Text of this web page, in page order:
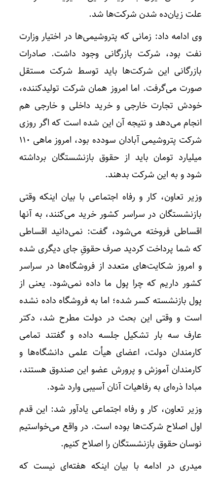
علت زیان‌ده شدن شرکت‌ها شد.
وی ادامه داد: زمانی که پتروشیمی‌ها در اختیار وزارت
نفت بود، شرکت بازرگانی وجود داشت. صادرات
بازرگانی این شرکت‌ها باید توسط شرکت مستقل
صورت می‌گرفت. اما امروز همان شرکت تولیدکننده،
خودش تجارت خارجی و خرید داخلی و خارجی هم
انجام می‌دهد و نتیجه آن این شده است که اگر روزی
شرکت پتروشیمی آبادان سودده بود، امروز ماهی ۱۱۰
میلیارد تومان باید از حقوق بازنشستگان برداشته
شود و به این شرکت بدهند.
وزیر تعاون، کار و رفاه اجتماعی با بیان اینکه وقتی
بازنشستگان در سراسر کشور خرید می‌کنند، به آنها
اقساطی فروخته می‌شود، گفت: نمی‌دانید اقساطی
که شما پرداخت کردید صرف حقوقِ جای دیگری شده
و امروز شکایت‌های متعدد از فروشگاه‌ها در سراسر
کشور داریم که چرا پول ما داده نمی‌شود. یعنی از
پول بازنشسته کسر شده؛ اما به فروشگاه داده نشده
است و وقتی این بحث در دولت مطرح شد، دکتر
عارف سه بار تشکیل جلسه داده و گفتند تمامی
کارمندان دولت، اعضای هیأت علمی دانشگاه‌ها و
کارمندان آموزش و پرورش عضو این صندوق هستند،
مبادا ذره‌ای به رفاهیات آنان آسیبی وارد شود.
وزیر تعاون، کار و رفاه اجتماعی یادآور شد: این قدم
اول اصلاح شرکت‌ها بوده است. در واقع می‌خواستیم
نوسان حقوق بازنشستگان را اصلاح کنیم.
میدری در ادامه با بیان اینکه هفته‌ای نیست که